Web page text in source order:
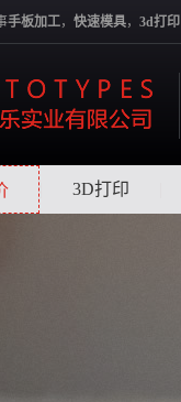
手板加工， 快速模具， 3d打印
3D打印